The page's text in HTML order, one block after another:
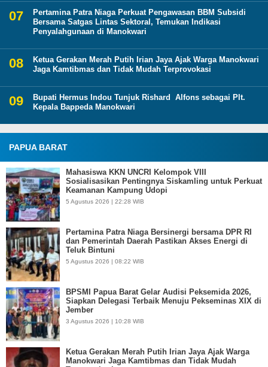
Pertamina Patra Niaga Perkuat Pengawasan BBM Subsidi
Bersama Satgas Lintas Sektoral, Temukan Indikasi
Penyalahgunaan di Manokwari
Ketua Gerakan Merah Putih Irian Jaya Ajak Warga Manokwari
Jaga Kamtibmas dan Tidak Mudah Terprovokasi
Bupati Hermus Indou Tunjuk Rishard Alfons sebagai Plt.
Kepala Bappeda Manokwari
PAPUA BARAT
Mahasiswa KKN UNCRI Kelompok VIII
Sosialisasikan Pentingnya Siskamling untuk Perkuat
Keamanan Kampung Udopi
5 Agustus 2026 | 22:28 WIB
Pertamina Patra Niaga Bersinergi bersama DPR RI
dan Pemerintah Daerah Pastikan Akses Energi di
Teluk Bintuni
5 Agustus 2026 | 08:22 WIB
BPSMI Papua Barat Gelar Audisi Peksemida 2026,
Siapkan Delegasi Terbaik Menuju Pekseminas XIX di
Jember
3 Agustus 2026 | 10:28 WIB
Ketua Gerakan Merah Putih Irian Jaya Ajak Warga
Manokwari Jaga Kamtibmas dan Tidak Mudah